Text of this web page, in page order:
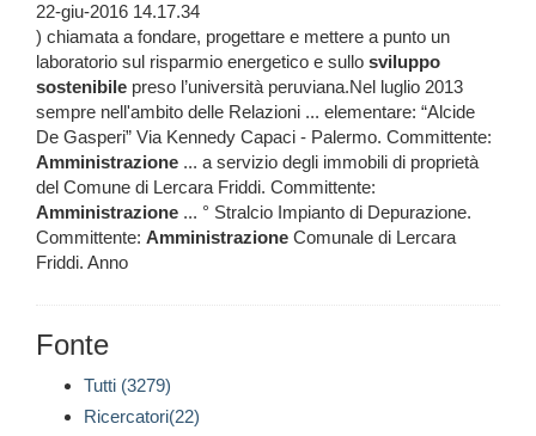
22-giu-2016 14.17.34
) chiamata a fondare, progettare e mettere a punto un
laboratorio sul risparmio energetico e sullo sviluppo
sostenibile preso l’università peruviana.Nel luglio 2013
sempre nell'ambito delle Relazioni ... elementare: “Alcide
De Gasperi” Via Kennedy Capaci - Palermo. Committente:
Amministrazione ... a servizio degli immobili di proprietà
del Comune di Lercara Friddi. Committente:
Amministrazione ... ° Stralcio Impianto di Depurazione.
Committente: Amministrazione Comunale di Lercara
Friddi. Anno
Fonte
Tutti (3279)
Ricercatori(22)